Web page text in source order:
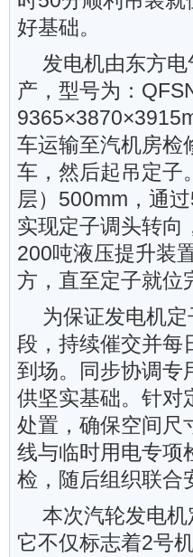
好基础。
发电机由东方
产，型号为：
车运输至汽机房检
车，然后起吊定子
层）500mm，通
实现定子调头转向
200吨液压提升装
方，直至定子就位
为保证发电机
段，持续催交并每
到场。同步协调专
供坚实基础。针对
处置，确保空间尺
线与临时用电专项
检，随后组织联合
本次汽轮发电
它不仅标志着2号